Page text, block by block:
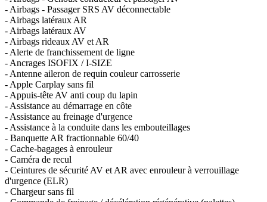
- Airbags - Passager SRS AV déconnectable
- Airbags latéraux AR
- Airbags latéraux AV
- Airbags rideaux AV et AR
- Alerte de franchissement de ligne
- Ancrages ISOFIX / I-SIZE
- Antenne aileron de requin couleur carrosserie
- Apple Carplay sans fil
- Appuis-tête AV anti coup du lapin
- Assistance au démarrage en côte
- Assistance au freinage d'urgence
- Assistance à la conduite dans les embouteillages
- Banquette AR fractionnable 60/40
- Cache-bagages à enrouleur
- Caméra de recul
- Ceintures de sécurité AV et AR avec enrouleur à verrouillage
d'urgence (ELR)
- Chargeur sans fil